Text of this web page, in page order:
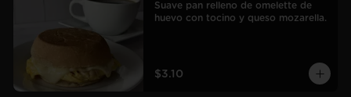
Suave pan relleno de omelette de
huevo con tocino y queso mozarella.
$3.10